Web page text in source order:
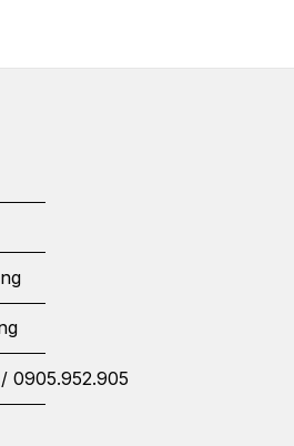
/ 0905.952.905